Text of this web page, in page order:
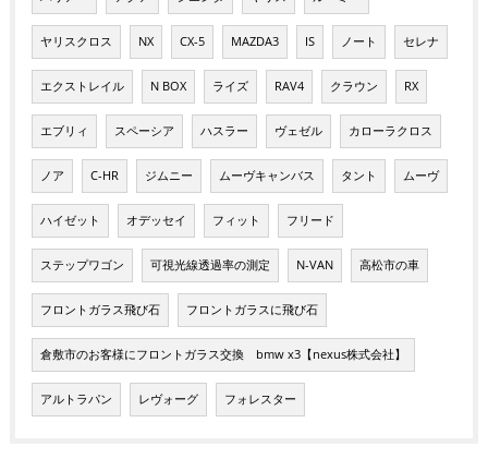
ヤリスクロス NX CX-5 MAZDA3 IS ノート セレナ
エクストレイル N BOX ライズ RAV4 クラウン RX
エブリィ スペーシア ハスラー ヴェゼル カローラクロス
ノア C-HR ジムニー ムーヴキャンバス タント ムーヴ
ハイゼット オデッセイ フィット フリード
ステップワゴン 可視光線透過率の測定 N-VAN 高松市の車
フロントガラス飛び石 フロントガラスに飛び石
倉敷市のお客様にフロントガラス交換 bmw x3【nexus株式会社】
アルトラパン レヴォーグ フォレスター